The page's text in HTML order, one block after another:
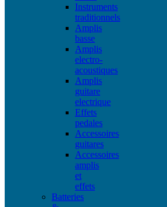
Instruments
traditionnels
Amplis
basse
Amplis
electro-
acoustiques
Amplis
guitare
electrique
Effets
pedales
Accessoires
guitares
Accessoires
amplis
et
effets
Batteries